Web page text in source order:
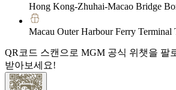
Hong Kong-Zhuhai-Macao Bridge
Macau Outer Harbour Ferry Terminal
QR코드 스캔으로 MGM 공식 위챗을 팔
받아보세요!